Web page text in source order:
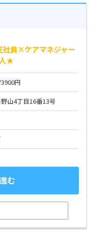
社員×ケアマネジャー
★
円
山4丁目16番13号
む